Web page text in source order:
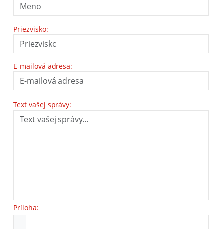
Priezvisko:
E-mailová adresa:
Text vašej správy:
Príloha: